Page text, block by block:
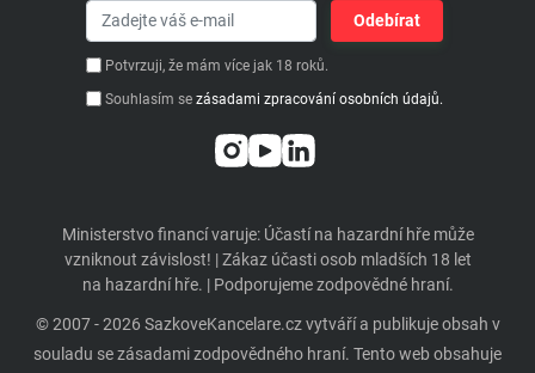
Potvrzuji, že mám více jak 18 roků.
Souhlasím se zásadami zpracování osobních údajů.
Ministerstvo financí varuje: Účastí na hazardní hře může
vzniknout závislost! | Zákaz účasti osob mladších 18 let
na hazardní hře. | Podporujeme zodpovědné hraní.
© 2007 - 2026 SazkoveKancelare.cz vytváří a publikuje obsah v
souladu se zásadami zodpovědného hraní. Tento web obsahuje